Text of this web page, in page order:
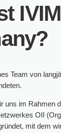
Team von
uns im Rahmen
OII
mit dem